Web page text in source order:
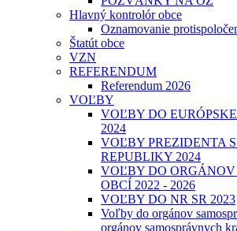
Hlavný kontrolór obce
Oznamovanie
Štatút obce
VZN
REFERENDUM
Referendum 2026
VOĽBY
VOĽBY DO
2024
VOĽBY PREZIDENTA
REPUBLIKY 2024
VOĽBY DO
OBCÍ 2022 - 2026
VOĽBY DO NR SR 2023
Voľby do orgánov
orgánov samosprávnych